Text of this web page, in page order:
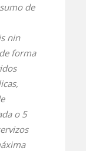
de
nin
forma
o 5